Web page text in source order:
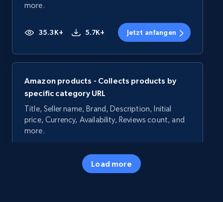
more.
35.3K+ 5.7K+ Jetzt anfangen
Amazon products - Collects products by
specific category URL
Title, Seller name, Brand, Description, Initial
price, Currency, Availability, Reviews count, and
more.
5.7K+ Jetzt anfangen
Load more